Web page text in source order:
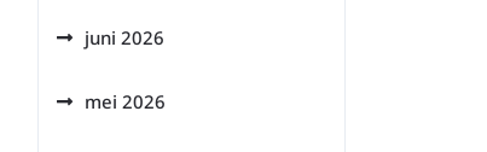
juni 2026
mei 2026